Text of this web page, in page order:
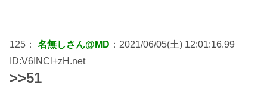
125： 名無しさん@MD ：2021/06/05(土) 12:01:16.99
ID:V6INCl+zH.net
>>51